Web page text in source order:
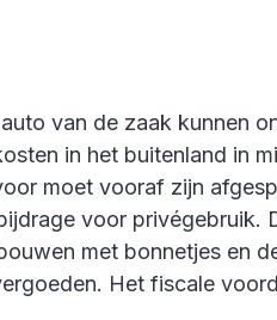
van de zaak kunnen
in het buitenland in
moet vooraf zijn
voor privégebruik.
met bonnetjes en
Het fiscale